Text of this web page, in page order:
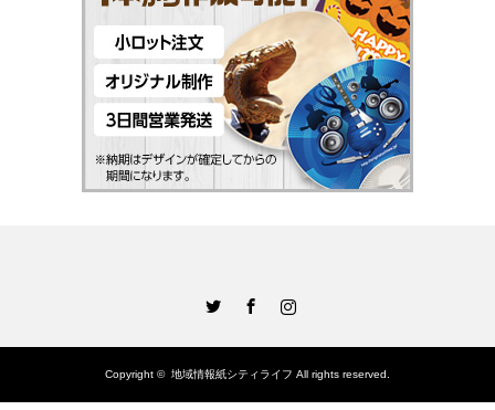
Copyright © 地域情報紙シティライフ All rights reserved.